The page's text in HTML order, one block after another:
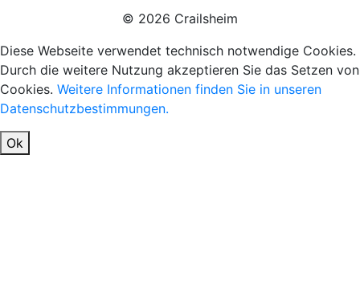
© 2026 Crailsheim
Diese Webseite verwendet technisch notwendige Cookies.
Durch die weitere Nutzung akzeptieren Sie das Setzen von
Cookies. Weitere Informationen finden Sie in unseren
Datenschutzbestimmungen.
Ok